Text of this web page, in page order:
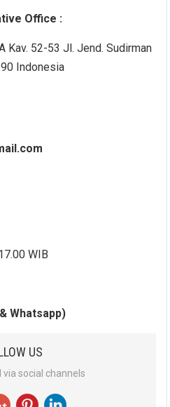
Office :
Kav. 52-53 Jl. Jend. Sudirman
Indonesia
WIB
Whatsapp)
US
social channels